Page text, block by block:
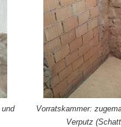
Vorratskammer:
Verputz